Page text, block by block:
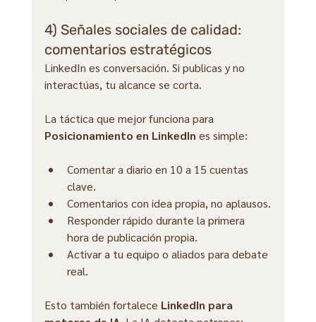
4) Señales sociales de calidad:
comentarios estratégicos
LinkedIn es conversación. Si publicas y no
interactúas, tu alcance se corta.
La táctica que mejor funciona para
Posicionamiento en LinkedIn es simple:
Comentar a diario en 10 a 15 cuentas
clave.
Comentarios con idea propia, no aplausos.
Responder rápido durante la primera
hora de publicación propia.
Activar a tu equipo o aliados para debate
real.
Esto también fortalece LinkedIn para